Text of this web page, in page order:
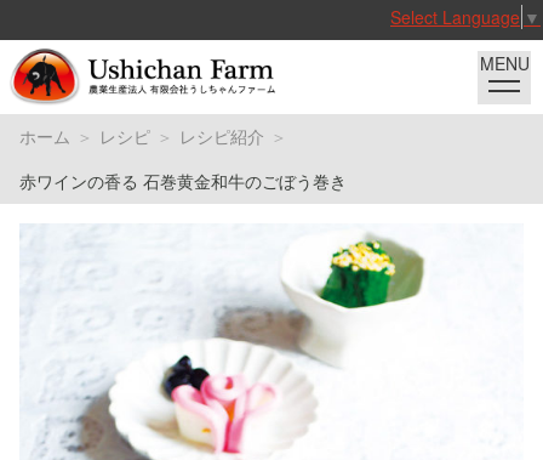
Select Language ▼
ホーム レシピ
レシピ紹介
赤ワインの香る 石巻黄金和牛のごぼう巻き